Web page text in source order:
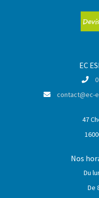
EC
contact@ec-
47
Nos
Du
De